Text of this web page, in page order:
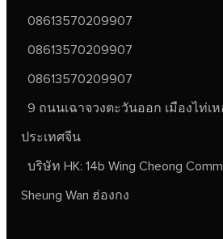
08613570209907
08613570209907
08613570209907
9 ถนนเฉาจวงตะวันออก เมืองไท่เ
ประเทศจีน
บริษัท HK: 14b Wing Cheong
Sheung Wan ฮ่องกง